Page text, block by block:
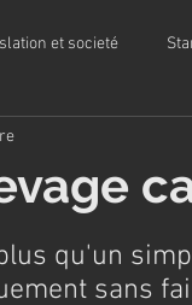
et societé
qu'un
sans